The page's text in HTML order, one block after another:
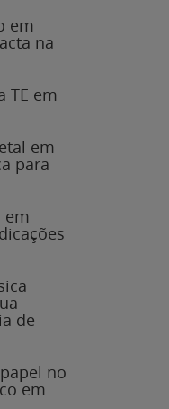
na
em
em
para
de
no
em